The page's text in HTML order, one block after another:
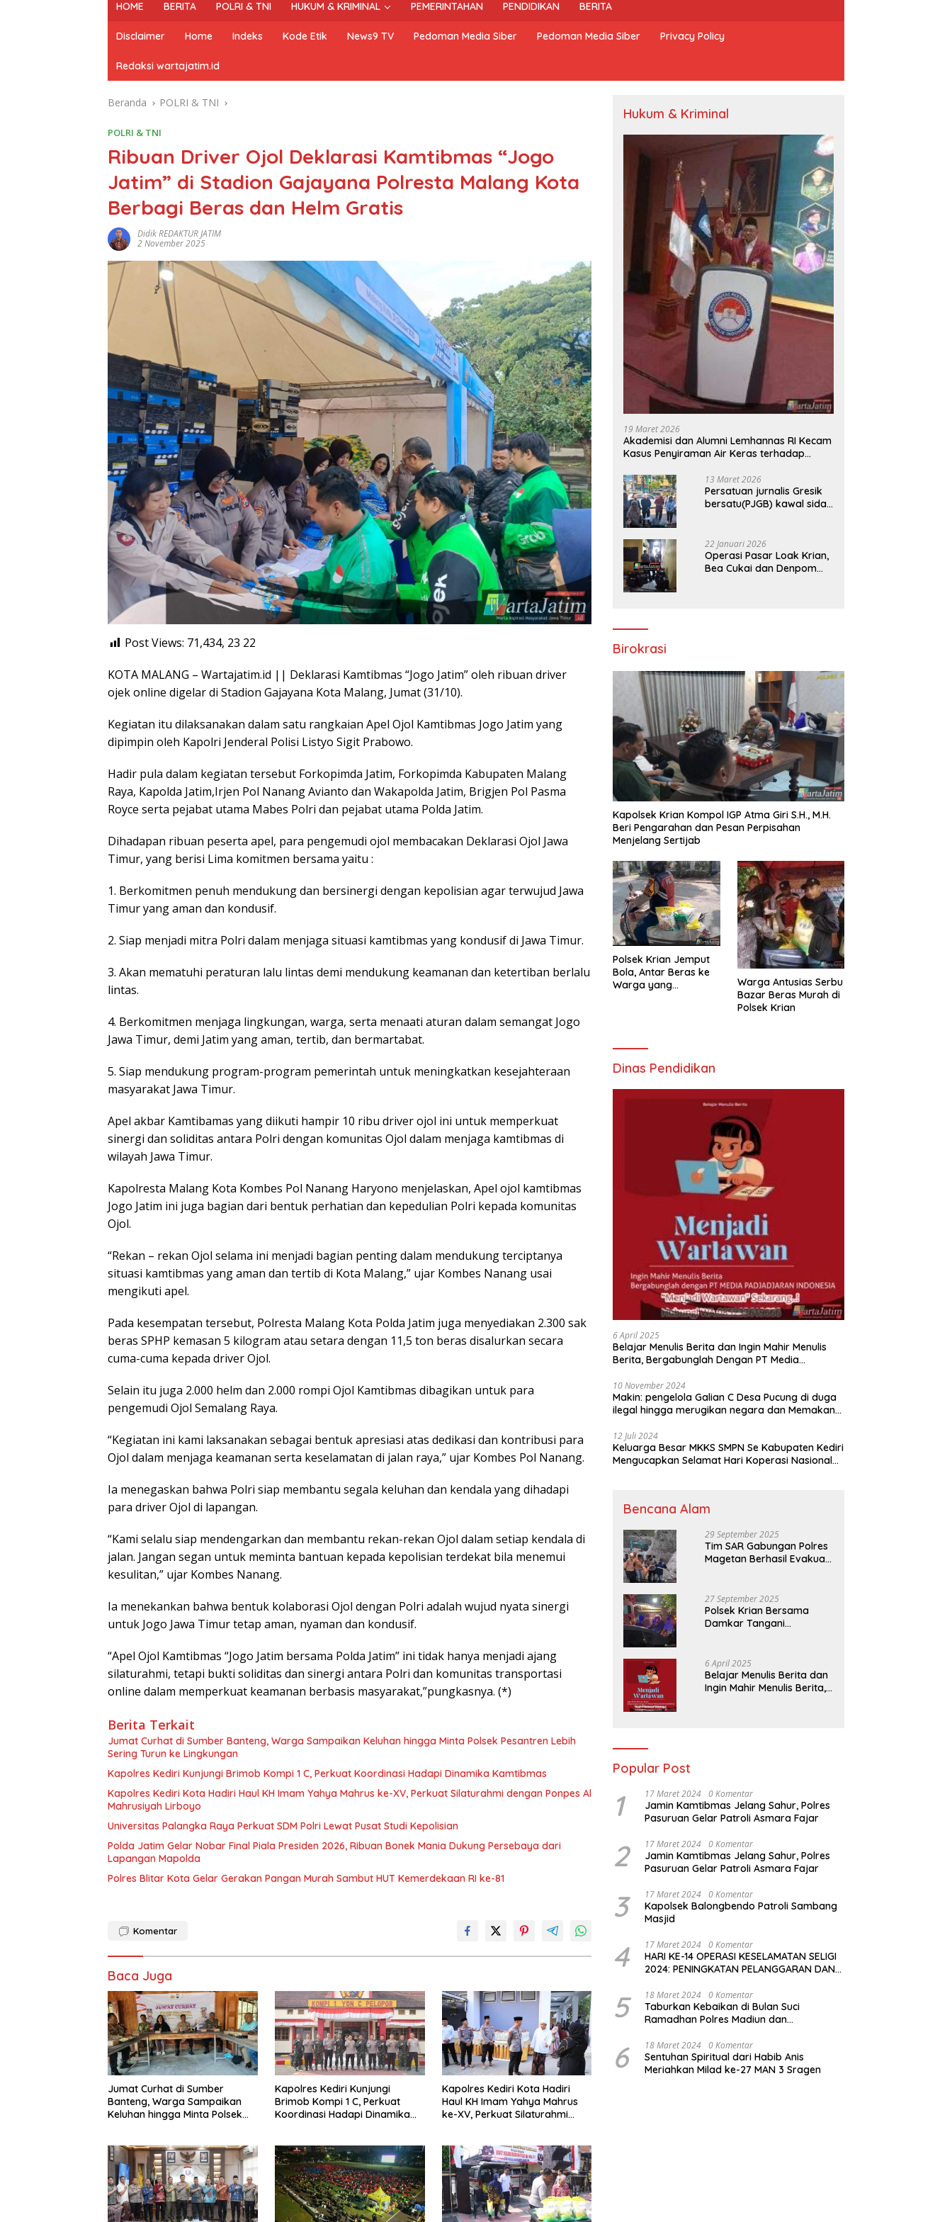
HOME BERITA POLRI & TNI HUKUM & KRIMINAL PEMERINTAHAN PENDIDIKAN BERITA
Disclaimer Home Indeks Kode Etik News9 TV Pedoman Media Siber Pedoman Media Siber Privacy Policy
Redaksi wartajatim.id
Beranda POLRI & TNI
POLRI & TNI
Ribuan Driver Ojol Deklarasi Kamtibmas “Jogo
Jatim” di Stadion Gajayana Polresta Malang Kota
Berbagi Beras dan Helm Gratis
Didik REDAKTUR JATIM
2 November 2025
Post Views: 71,434, 23 22
KOTA MALANG – Wartajatim.id || Deklarasi Kamtibmas “Jogo Jatim” oleh ribuan driver
ojek online digelar di Stadion Gajayana Kota Malang, Jumat (31/10).
Kegiatan itu dilaksanakan dalam satu rangkaian Apel Ojol Kamtibmas Jogo Jatim yang
dipimpin oleh Kapolri Jenderal Polisi Listyo Sigit Prabowo.
Hadir pula dalam kegiatan tersebut Forkopimda Jatim, Forkopimda Kabupaten Malang
Raya, Kapolda Jatim,Irjen Pol Nanang Avianto dan Wakapolda Jatim, Brigjen Pol Pasma
Royce serta pejabat utama Mabes Polri dan pejabat utama Polda Jatim.
Dihadapan ribuan peserta apel, para pengemudi ojol membacakan Deklarasi Ojol Jawa
Timur, yang berisi Lima komitmen bersama yaitu :
1. Berkomitmen penuh mendukung dan bersinergi dengan kepolisian agar terwujud Jawa
Timur yang aman dan kondusif.
2. Siap menjadi mitra Polri dalam menjaga situasi kamtibmas yang kondusif di Jawa Timur.
3. Akan mematuhi peraturan lalu lintas demi mendukung keamanan dan ketertiban berlalu
lintas.
4. Berkomitmen menjaga lingkungan, warga, serta menaati aturan dalam semangat Jogo
Jawa Timur, demi Jatim yang aman, tertib, dan bermartabat.
5. Siap mendukung program-program pemerintah untuk meningkatkan kesejahteraan
masyarakat Jawa Timur.
Apel akbar Kamtibamas yang diikuti hampir 10 ribu driver ojol ini untuk memperkuat
sinergi dan soliditas antara Polri dengan komunitas Ojol dalam menjaga kamtibmas di
wilayah Jawa Timur.
Kapolresta Malang Kota Kombes Pol Nanang Haryono menjelaskan, Apel ojol kamtibmas
Jogo Jatim ini juga bagian dari bentuk perhatian dan kepedulian Polri kepada komunitas
Ojol.
“Rekan – rekan Ojol selama ini menjadi bagian penting dalam mendukung terciptanya
situasi kamtibmas yang aman dan tertib di Kota Malang,” ujar Kombes Nanang usai
mengikuti apel.
Pada kesempatan tersebut, Polresta Malang Kota Polda Jatim juga menyediakan 2.300 sak
beras SPHP kemasan 5 kilogram atau setara dengan 11,5 ton beras disalurkan secara
cuma-cuma kepada driver Ojol.
Selain itu juga 2.000 helm dan 2.000 rompi Ojol Kamtibmas dibagikan untuk para
pengemudi Ojol Semalang Raya.
“Kegiatan ini kami laksanakan sebagai bentuk apresiasi atas dedikasi dan kontribusi para
Ojol dalam menjaga keamanan serta keselamatan di jalan raya,” ujar Kombes Pol Nanang.
Ia menegaskan bahwa Polri siap membantu segala keluhan dan kendala yang dihadapi
para driver Ojol di lapangan.
“Kami selalu siap mendengarkan dan membantu rekan-rekan Ojol dalam setiap kendala di
jalan. Jangan segan untuk meminta bantuan kepada kepolisian terdekat bila menemui
kesulitan,” ujar Kombes Nanang.
Ia menekankan bahwa bentuk kolaborasi Ojol dengan Polri adalah wujud nyata sinergi
untuk Jogo Jawa Timur tetap aman, nyaman dan kondusif.
“Apel Ojol Kamtibmas “Jogo Jatim bersama Polda Jatim” ini tidak hanya menjadi ajang
silaturahmi, tetapi bukti soliditas dan sinergi antara Polri dan komunitas transportasi
online dalam memperkuat keamanan berbasis masyarakat,”pungkasnya. (*)
Berita Terkait
Jumat Curhat di Sumber Banteng, Warga Sampaikan Keluhan hingga Minta Polsek Pesantren Lebih
Sering Turun ke Lingkungan
Kapolres Kediri Kunjungi Brimob Kompi 1 C, Perkuat Koordinasi Hadapi Dinamika Kamtibmas
Kapolres Kediri Kota Hadiri Haul KH Imam Yahya Mahrus ke-XV, Perkuat Silaturahmi dengan Ponpes Al
Mahrusiyah Lirboyo
Universitas Palangka Raya Perkuat SDM Polri Lewat Pusat Studi Kepolisian
Polda Jatim Gelar Nobar Final Piala Presiden 2026, Ribuan Bonek Mania Dukung Persebaya dari
Lapangan Mapolda
Polres Blitar Kota Gelar Gerakan Pangan Murah Sambut HUT Kemerdekaan RI ke-81
Komentar
Baca Juga
Jumat Curhat di Sumber
Banteng, Warga Sampaikan
Keluhan hingga Minta Polsek
Kapolres Kediri Kunjungi
Brimob Kompi 1 C, Perkuat
Koordinasi Hadapi Dinamika
Kapolres Kediri Kota Hadiri
Haul KH Imam Yahya Mahrus
ke-XV, Perkuat Silaturahmi
Hukum & Kriminal
19 Maret 2026
Akademisi dan Alumni Lemhannas RI Kecam
Kasus Penyiraman Air Keras terhadap
13 Maret 2026
Persatuan jurnalis Gresik
bersatu(PJGB) kawal sidak
atas nama Molyo Cipto
amin
22 Januari 2026
Operasi Pasar Loak Krian,
Bea Cukai dan Denpom
Birokrasi
Kapolsek Krian Kompol IGP Atma Giri S.H., M.H.
Beri Pengarahan dan Pesan Perpisahan
Menjelang Sertijab
Polsek Krian Jemput
Bola, Antar Beras ke
Warga yang
Warga Antusias Serbu
Bazar Beras Murah di
Polsek Krian
Dinas Pendidikan
6 April 2025
Belajar Menulis Berita dan Ingin Mahir Menulis
Berita, Bergabunglah Dengan PT Media
10 November 2024
Makin: pengelola Galian C Desa Pucung di duga
ilegal hingga merugikan negara dan Memakan
12 Juli 2024
Keluarga Besar MKKS SMPN Se Kabupaten Kediri
Mengucapkan Selamat Hari Koperasi Nasional
Bencana Alam
29 September 2025
Tim SAR Gabungan Polres
Magetan Berhasil Evakuasi
27 September 2025
Polsek Krian Bersama
Damkar Tangani
Cluster Lotus
6 April 2025
Belajar Menulis Berita dan
Ingin Mahir Menulis Berita,
Popular Post
1 17 Maret 2024 0 Komentar
Jamin Kamtibmas Jelang Sahur, Polres
Pasuruan Gelar Patroli Asmara Fajar
2 17 Maret 2024 0 Komentar
Jamin Kamtibmas Jelang Sahur, Polres
Pasuruan Gelar Patroli Asmara Fajar
3 17 Maret 2024 0 Komentar
Kapolsek Balongbendo Patroli Sambang
Masjid
4 17 Maret 2024 0 Komentar
HARI KE-14 OPERASI KESELAMATAN SELIGI
2024: PENINGKATAN PELANGGARAN DAN
5 18 Maret 2024 0 Komentar
Taburkan Kebaikan di Bulan Suci
Ramadhan Polres Madiun dan
6 18 Maret 2024 0 Komentar
Sentuhan Spiritual dari Habib Anis
Meriahkan Milad ke-27 MAN 3 Sragen